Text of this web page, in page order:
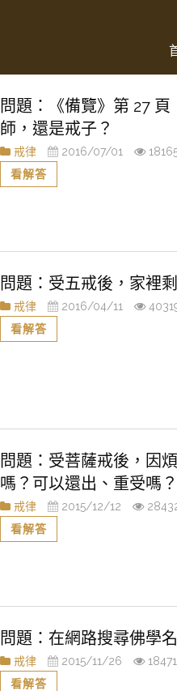
《備覽》第 27
師，還是戒子？
戒律 2016/07/01
看解答
受五戒後，家裡
戒律 2016/04/11
看解答
受菩薩戒後，因
嗎？可以還出、重受嗎？
戒律 2015/12/12
看解答
在網路搜尋佛學
戒律 2015/11/26
18471
看解答